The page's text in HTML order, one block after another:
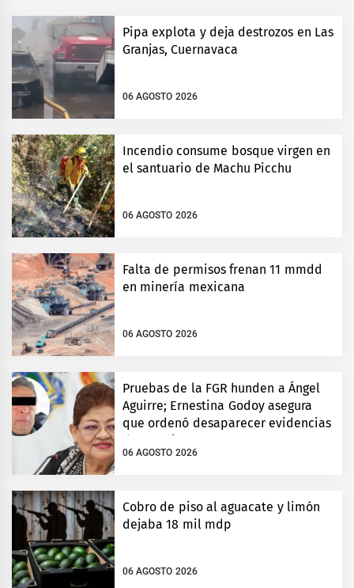
Pipa explota y deja destrozos en Las
Granjas, Cuernavaca
06 AGOSTO 2026
Incendio consume bosque virgen en
el santuario de Machu Picchu
06 AGOSTO 2026
Falta de permisos frenan 11 mmdd
en minería mexicana
06 AGOSTO 2026
Pruebas de la FGR hunden a Ángel
Aguirre; Ernestina Godoy asegura
que ordenó desaparecer evidencias
06 AGOSTO 2026
Cobro de piso al aguacate y limón
dejaba 18 mil mdp
06 AGOSTO 2026